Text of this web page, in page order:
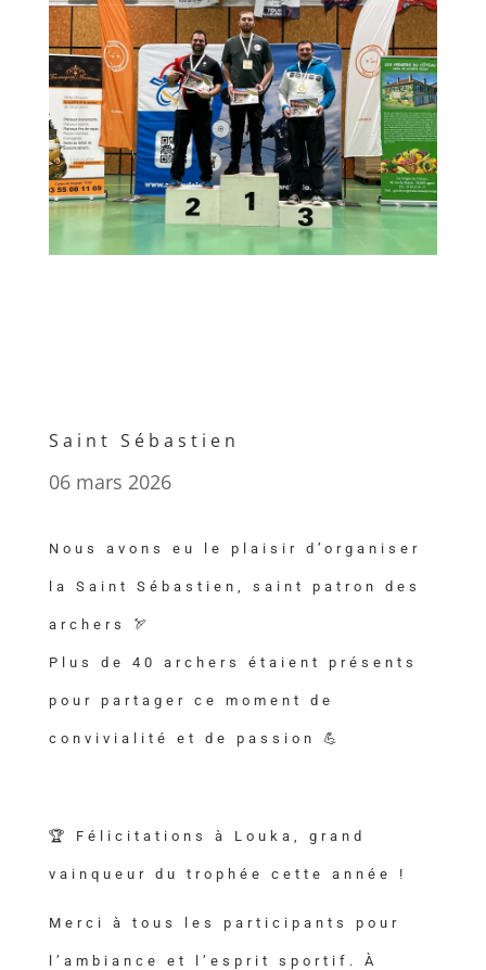
Saint Sébastien
06 mars 2026
Nous avons eu le plaisir d’organiser
la Saint Sébastien, saint patron des
archers 🏹
Plus de 40 archers étaient présents
pour partager ce moment de
convivialité et de passion 💪
🏆 Félicitations à Louka, grand
vainqueur du trophée cette année !
Merci à tous les participants pour
l’ambiance et l’esprit sportif. À